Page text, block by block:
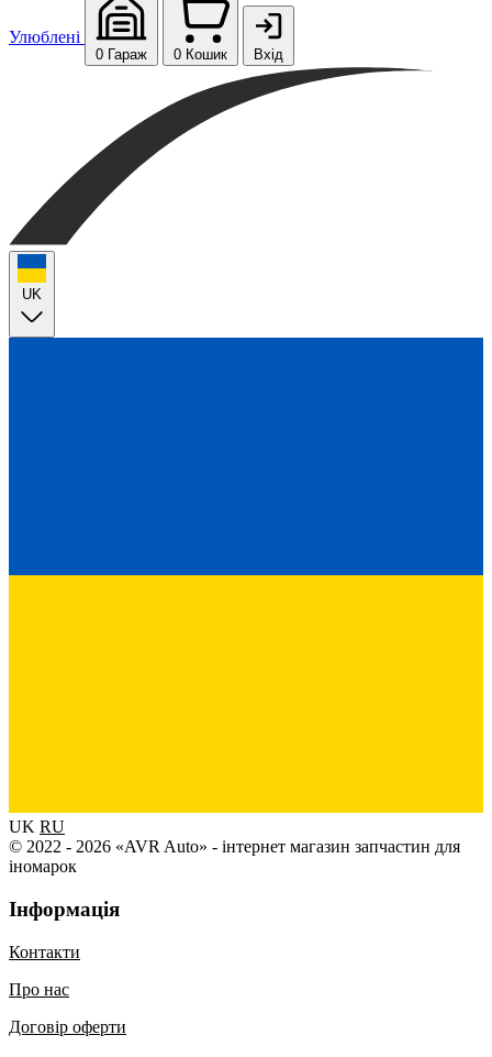
Улюблені
0 Гараж 0 Кошик Вхід
UK RU
© 2022 - 2026 «AVR Auto» - інтернет магазин запчастин для
іномарок
Інформація
Контакти
Про нас
Договір оферти